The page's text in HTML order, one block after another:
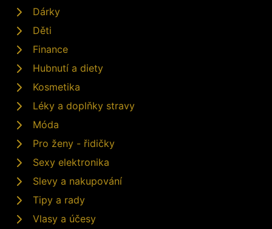
Dárky
Děti
Finance
Hubnutí a diety
Kosmetika
Léky a doplňky stravy
Móda
Pro ženy - řidičky
Sexy elektronika
Slevy a nakupování
Tipy a rady
Vlasy a účesy